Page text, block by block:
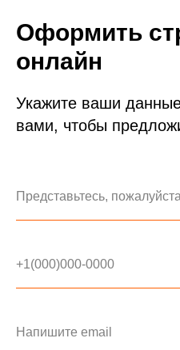
Оформить
онлайн
Укажите ваши
вами, чтобы